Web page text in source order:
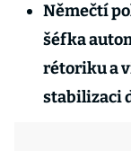
Němečtí
šéfka
rétoriku a
stabilizaci